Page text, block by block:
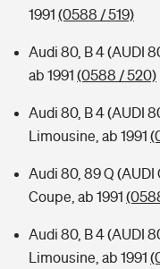
1991 (0588 / 519)
Audi 80, B 4 (AUDI
ab 1991 (0588 / 520)
Audi 80, B 4 (AUDI
Limousine, ab 1991
Audi 80, 89 Q (AUDI
Coupe, ab 1991
Audi 80, B 4 (AUDI
Limousine, ab 1991